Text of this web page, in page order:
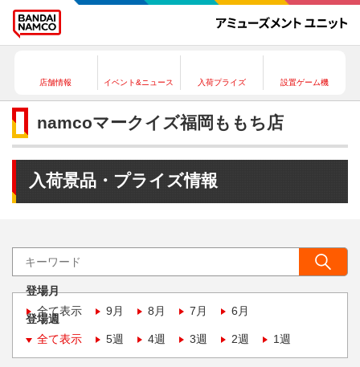
店舗情報 イベント&ニュース 入荷プライズ 設置ゲーム機
namcoマークイズ福岡ももち店
入荷景品・プライズ情報
登場月
全て表示
9月 8月 7月 6月
登場週
全て表示
5週 4週 3週 2週 1週